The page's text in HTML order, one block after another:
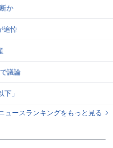
か
追悼
議論
」
ュースランキングをもっと見る